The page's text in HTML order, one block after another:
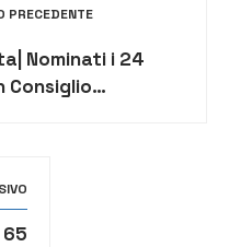
PRECEDENTE
Nominati i 24
Consiglio
65